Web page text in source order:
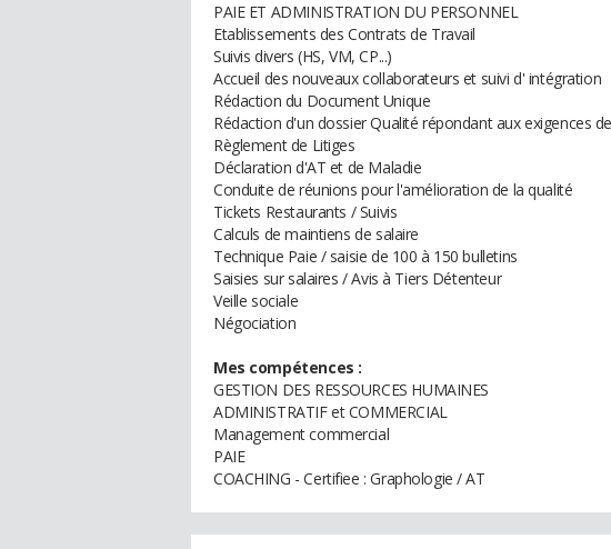
PAIE ET ADMINISTRATION DU PERSONNEL
Etablissements des Contrats de Travail
Suivis divers (HS, VM, CP...)
Accueil des nouveaux collaborateurs et suivi d' intégration
Rédaction du Document Unique
Rédaction d'un dossier Qualité répondant aux exigences
Règlement de Litiges
Déclaration d'AT et de Maladie
Conduite de réunions pour l'amélioration de la qualité
Tickets Restaurants / Suivis
Calculs de maintiens de salaire
Technique Paie / saisie de 100 à 150 bulletins
Saisies sur salaires / Avis à Tiers Détenteur
Veille sociale
Négociation
Mes compétences :
GESTION DES RESSOURCES HUMAINES
ADMINISTRATIF et COMMERCIAL
Management commercial
PAIE
COACHING - Certifiee : Graphologie / AT